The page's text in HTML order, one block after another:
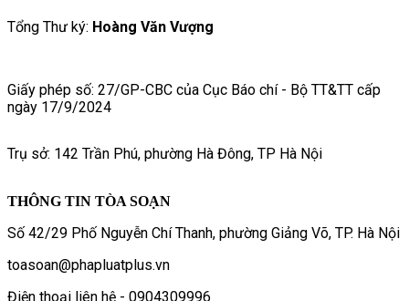
Tổng Thư ký: Hoàng Văn Vượng
Giấy phép số: 27/GP-CBC của Cục Báo chí - Bộ TT&TT cấp
ngày 17/9/2024
Trụ sở: 142 Trần Phú, phường Hà Đông, TP Hà Nội
THÔNG TIN TÒA SOẠN
Số 42/29 Phố Nguyễn Chí Thanh, phường Giảng Võ, TP. Hà Nội
toasoan@phapluatplus.vn
Điện thoại liên hệ - 0904309996